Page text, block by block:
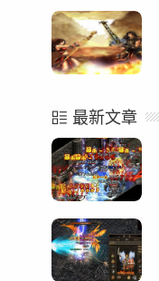
最新文章